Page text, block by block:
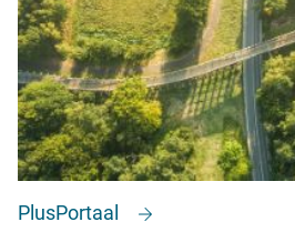
PlusPortaal